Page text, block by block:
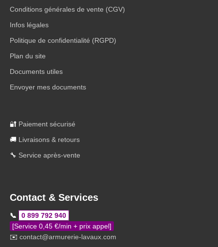
Conditions générales de vente (CGV)
Infos légales
Politique de confidentialité (RGPD)
Plan du site
Documents utiles
Envoyer mes documents
🔐 Paiement sécurisé
🚚 Livraisons & retours
🔧 Service après-vente
Contact & Services
📞
0 899 792 940
[Service 0,45 €/min + prix appel]
✉️ contact@armurerie-lavaux.com